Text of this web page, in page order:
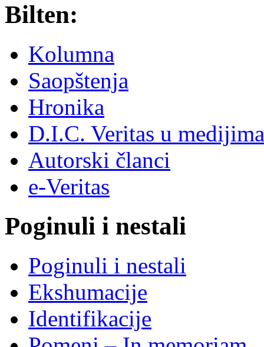
Bilten:
Kolumna
Saopštenja
Hronika
D.I.C. Veritas u medijima
Autorski članci
e-Veritas
Poginuli i nestali
Poginuli i nestali
Ekshumacije
Identifikacije